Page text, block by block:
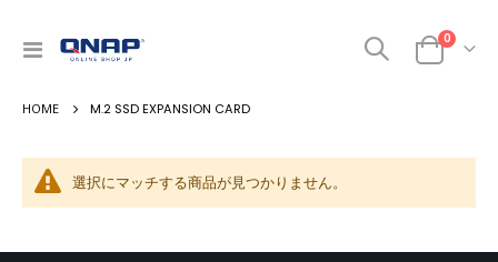
ナ
呼
カート
0商品
M.2 SSD EXPANSION CARD
選択にマッチする商品が見つかりません。